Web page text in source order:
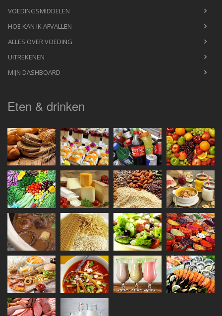
VOEDINGSMIDDELEN
HOE KAN IK AFVALLEN
ALLES OVER VOEDING
UITREKENEN
MIJN DASHBOARD
Eten & drinken